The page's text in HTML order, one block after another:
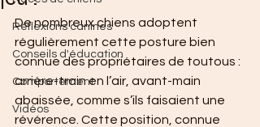
Réflexions canines
Conseils d'éducation
Comportement
Vidéos
De nombreux chiens adoptent
régulièrement cette posture bien
connue des propriétaires de toutous :
arrière-train en l’air, avant-main
abaissée, comme s’ils faisaient une
révérence. Cette position, connue